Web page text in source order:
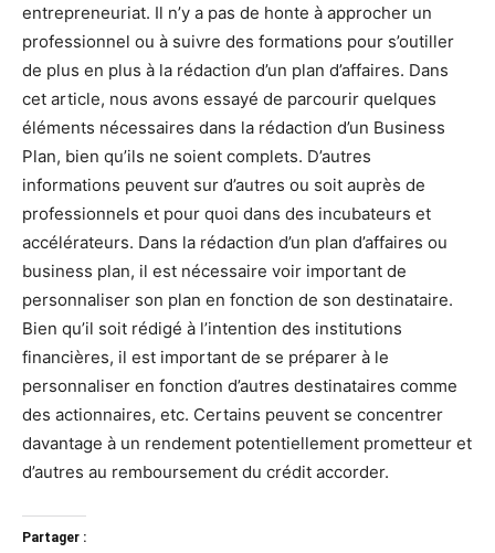
entrepreneuriat. Il n’y a pas de honte à approcher un
professionnel ou à suivre des formations pour s’outiller
de plus en plus à la rédaction d’un plan d’affaires. Dans
cet article, nous avons essayé de parcourir quelques
éléments nécessaires dans la rédaction d’un Business
Plan, bien qu’ils ne soient complets. D’autres
informations peuvent sur d’autres ou soit auprès de
professionnels et pour quoi dans des incubateurs et
accélérateurs. Dans la rédaction d’un plan d’affaires ou
business plan, il est nécessaire voir important de
personnaliser son plan en fonction de son destinataire.
Bien qu’il soit rédigé à l’intention des institutions
financières, il est important de se préparer à le
personnaliser en fonction d’autres destinataires comme
des actionnaires, etc. Certains peuvent se concentrer
davantage à un rendement potentiellement prometteur et
d’autres au remboursement du crédit accorder.
Partager :